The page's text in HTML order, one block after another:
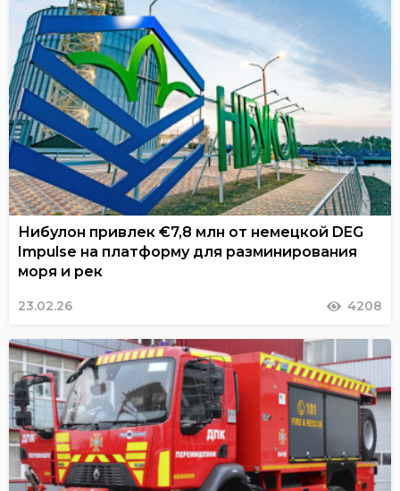
Нибулон привлек €7,8 млн от немецкой DEG
Impulse на платформу для разминирования
моря и рек
23.02.26 4208